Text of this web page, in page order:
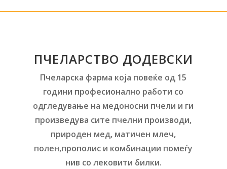
ПЧЕЛАРСТВО ДОДЕВСКИ
Пчеларска фарма која повеќе од 15
години професионално работи со
одгледување на медоносни пчели и ги
произведува сите пчелни производи,
природен мед, матичен млеч,
полен,прополис и комбинации помеѓу
нив со лековити билки.